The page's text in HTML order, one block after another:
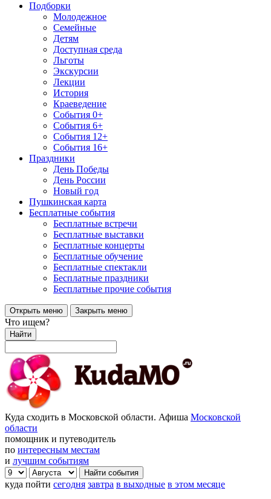
Подборки
Молодежное
Семейные
Детям
Доступная среда
Льготы
Экскурсии
Лекции
История
Краеведение
События 0+
События 6+
События 12+
События 16+
Праздники
День Победы
День России
Новый год
Пушкинская карта
Бесплатные события
Бесплатные встречи
Бесплатные выставки
Бесплатные концерты
Бесплатные обучение
Бесплатные спектакли
Бесплатные праздники
Бесплатные прочие события
Открыть меню Закрыть меню
Что ищем?
Найти
Куда сходить в Московской области. Афиша Московской
области
помощник и путеводитель
по интересным местам
и лучшим событиям
куда пойти сегодня завтра в выходные в этом месяце